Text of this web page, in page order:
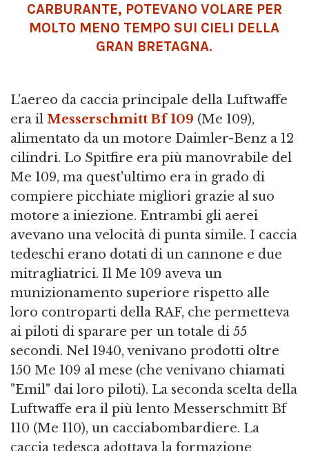
CARBURANTE, POTEVANO VOLARE PER
MOLTO MENO TEMPO SUI CIELI DELLA
GRAN BRETAGNA.
L'aereo da caccia principale della Luftwaffe
era il Messerschmitt Bf 109 (Me 109),
alimentato da un motore Daimler-Benz a 12
cilindri. Lo Spitfire era più manovrabile del
Me 109, ma quest'ultimo era in grado di
compiere picchiate migliori grazie al suo
motore a iniezione. Entrambi gli aerei
avevano una velocità di punta simile. I caccia
tedeschi erano dotati di un cannone e due
mitragliatrici. Il Me 109 aveva un
munizionamento superiore rispetto alle
loro controparti della RAF, che permetteva
ai piloti di sparare per un totale di 55
secondi. Nel 1940, venivano prodotti oltre
150 Me 109 al mese (che venivano chiamati
"Emil" dai loro piloti). La seconda scelta della
Luftwaffe era il più lento Messerschmitt Bf
110 (Me 110), un cacciabombardiere. La
caccia tedesca adottava la formazione